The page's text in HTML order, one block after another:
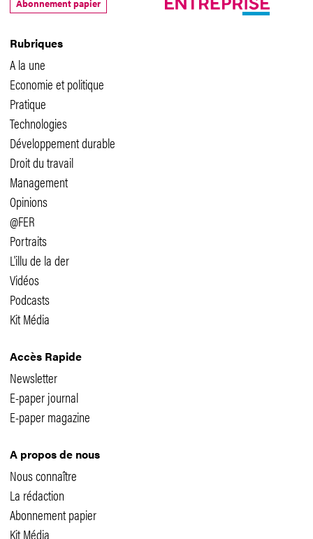
Rubriques
A la une
Economie et politique
Pratique
Technologies
Développement durable
Droit du travail
Management
Opinions
@FER
Portraits
L'illu de la der
Vidéos
Podcasts
Kit Média
Accès Rapide
Newsletter
E-paper journal
E-paper magazine
A propos de nous
Nous connaître
La rédaction
Abonnement papier
Kit Média
Abonnement papier